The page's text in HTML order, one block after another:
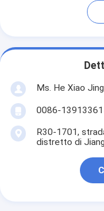
Ms. He Xiao Jing
0086-
R30-1701,
distretto di